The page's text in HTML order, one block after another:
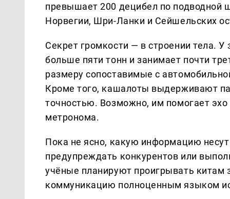
превышает 200 децибел по подводной
Норвегии, Шри-Ланки и Сейшельских
Секрет громкости — в строении тела.
больше пяти тонн и занимает почти
размеру сопоставимые с
Кроме того, кашалоты выдерживают
точностью. Возможно, им помогает
метронома.
Пока не ясно, какую информацию
предупреждать конкурентов или
учёные планируют проигрывать
коммуникацию полноценным языком